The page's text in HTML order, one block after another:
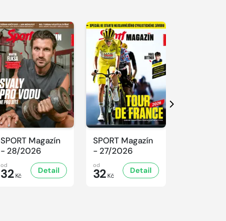
SPORT Magazín
- 28/2026
od
32 Kč
Detail
SPORT Magazín
- 27/2026
od
32 Kč
Detail
Další